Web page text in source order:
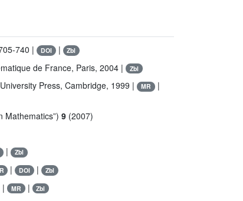
740 | DOI | Zbl
de France, Paris, 2004 | Zbl
Press, Cambridge, 1999 | MR |
Mathematics”) 9 (2007)
| Zbl
| DOI | Zbl
| MR | Zbl